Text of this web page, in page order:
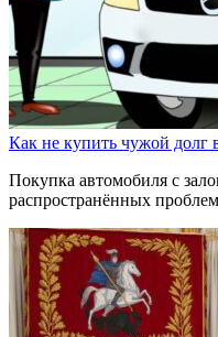
Как не купить чужой долг
Покупка автомобиля с
распространённых